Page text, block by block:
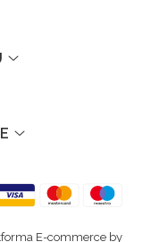
E-commerce by